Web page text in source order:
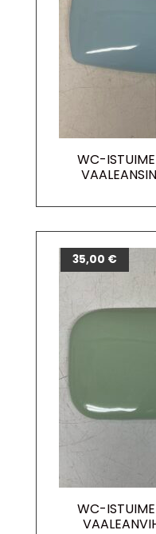
WC-
WC-
35,00 €